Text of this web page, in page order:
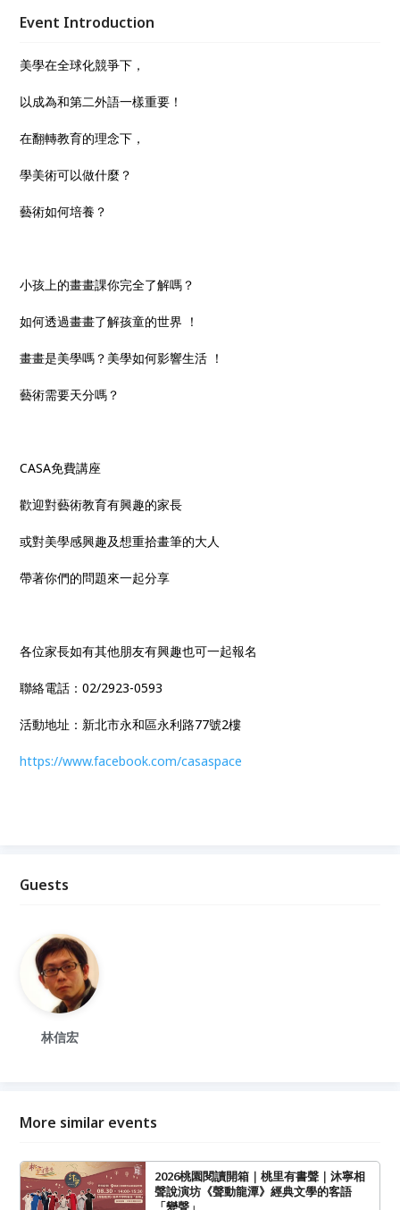
Event Introduction
美學在全球化競爭下，
以成為和第二外語一樣重要！
在翻轉教育的理念下，
學美術可以做什麼？
藝術如何培養？
小孩上的畫畫課你完全了解嗎？
如何透過畫畫了解孩童的世界 ！
畫畫是美學嗎？美學如何影響生活 ！
藝術需要天分嗎？
CASA免費講座
歡迎對藝術教育有興趣的家長
或對美學感興趣及想重拾畫筆的大人
帶著你們的問題來一起分享
各位家長如有其他朋友有興趣也可一起報名
聯絡電話：02/2923-0593
活動地址：新北市永和區永利路77號2樓
https://www.facebook.com/casaspace
Guests
林信宏
More similar events
2026桃園閱讀開箱｜桃里有書聲｜沐寧相
聲說演坊《聲動龍潭》經典文學的客語
「變聲」